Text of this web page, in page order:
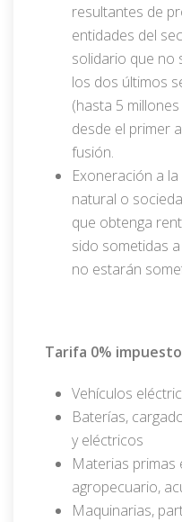
resultantes de
entidades del
solidario que no
los dos últimos
(hasta 5
desde el primer
fusión.
Exoneración a
natural o
que obtenga
sido sometidas
no estarán
Tarifa 0%
Vehículos
Baterías,
y eléctricos
Materias primas
agropecuario,
Maquinarias,